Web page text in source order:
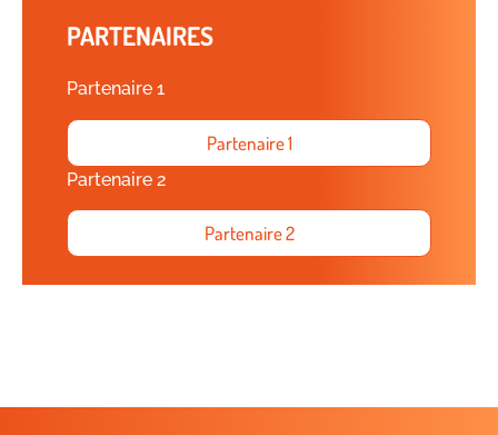
PARTENAIRES
Partenaire 1
Partenaire 1
Partenaire 2
Partenaire 2